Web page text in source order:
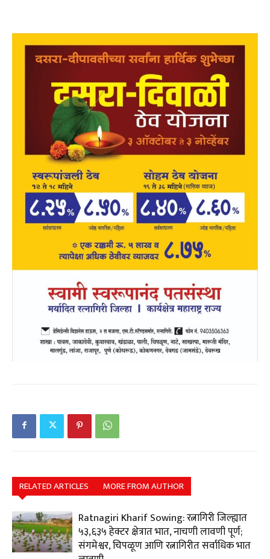
RELATED ARTICLES MORE FROM AUTHOR
Ratnagiri Kharif Sowing: रत्नागिरी जिल्ह्यात
५३,६३५ हेक्टर क्षेत्रात भात, नाचणी लावणी पूर्ण;
संगमेश्वर, चिपळूण आणि रत्नागिरीत सर्वाधिक भात